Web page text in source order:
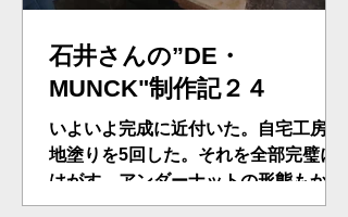
石井さんの”DE・
MUNCK"制作記２４
いよいよ完成に近付いた。自宅工房で
地塗りを5回した。それを全部完璧に
はがす。アンダーナットの形態もかた
ずけ、塗ってなかったペグボックス